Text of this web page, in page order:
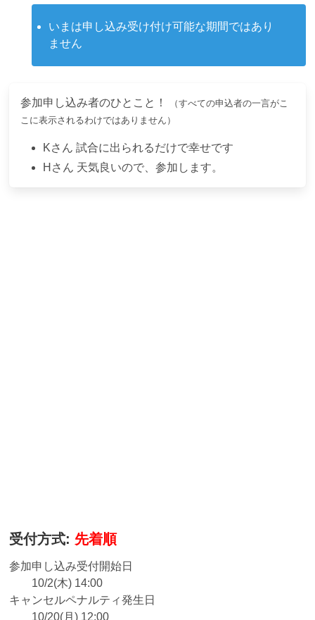
いまは申し込み受け付け可能な期間ではあり
ません
参加申し込み者のひとこと！
（すべての申込者の一言がこ
こに表示されるわけではありません）
Kさん 試合に出られるだけで幸せです
H さん 天気良いので、参加します。
受付方式: 先着順
参加申し込み受付開始日
10/2(木) 14:00
キャンセルペナルティ発生日
10/20(月) 12:00